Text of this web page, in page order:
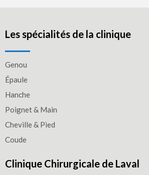
Les spécialités de la clinique
Genou
Épaule
Hanche
Poignet & Main
Cheville & Pied
Coude
Clinique Chirurgicale de Laval